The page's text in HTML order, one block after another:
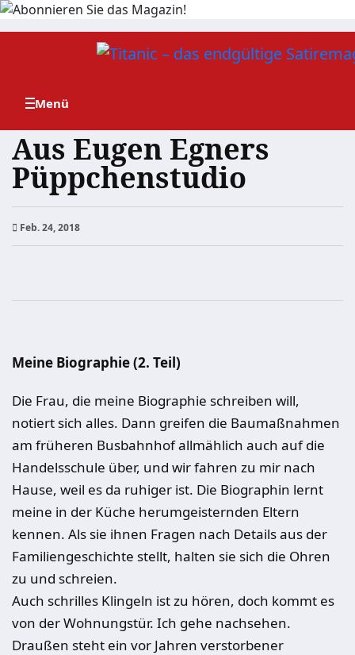
Zum
Aus Eugen Egners
Püppchenstudio
Feb. 24, 2018
Meine Biographie (2. Teil)
Die Frau, die meine Biographie schreiben will,
notiert sich alles. Dann greifen die Baumaßnahmen
am früheren Busbahnhof allmählich auch auf die
Handelsschule über, und wir fahren zu mir nach
Hause, weil es da ruhiger ist. Die Biographin lernt
meine in der Küche herumgeisternden Eltern
kennen. Als sie ihnen Fragen nach Details aus der
Familiengeschichte stellt, halten sie sich die Ohren
zu und schreien.
Auch schrilles Klingeln ist zu hören, doch kommt es
von der Wohnungstür. Ich gehe nachsehen.
Draußen steht ein vor Jahren verstorbener